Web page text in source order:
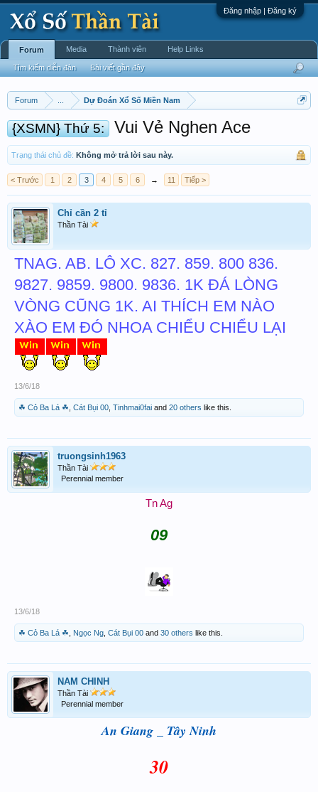
Đăng nhập | Đăng ký
Forum Dự Đoán Xổ Số Miền Nam
{XSMN} Thứ 5: Vui Vẻ Nghen Ace
Trạng thái chủ đề: Không mở trả lời sau này.
< Trước 1 2 3 4 5 6 → 11 Tiếp >
Chỉ cần 2 tỉ
Thần Tài
TNAG. AB. LÔ XC. 827. 859. 800 836.
9827. 9859. 9800. 9836. 1K ĐÁ LÒNG
VÒNG CŨNG 1K. AI THÍCH EM NÀO
XÀO EM ĐÓ NHOA CHIỂU CHIỂU LẠI
13/6/18
☘ Cỏ Ba Lá ☘ Cát Bụi 00 Tinhmai0fai and 20 others like this.
truongsinh1963
Thần Tài
Perennial member
TnAg
09
13/6/18
☘ Cỏ Ba Lá ☘ Ngọc Ng Cát Bụi 00 and 30 others like this.
NAM CHINH
Thần Tài
Perennial member
An Giang _ Tây Ninh
30
Forum
Tìm kiếm diễn đàn Bài viết gần đây
Media Thành viên Help Links